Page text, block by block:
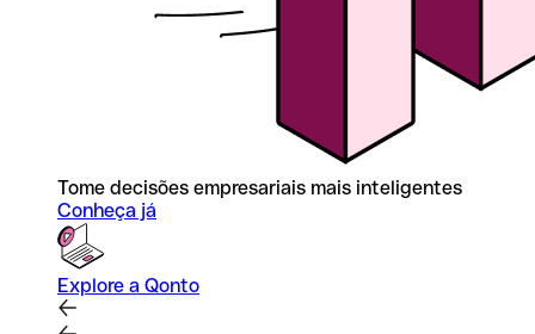
Tome decisões empresariais mais inteligentes
Conheça já
Explore a Qonto